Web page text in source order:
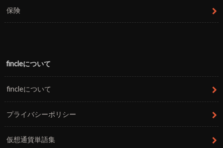
保険
fincleについて
fincleについて
プライバシーポリシー
仮想通貨単語集